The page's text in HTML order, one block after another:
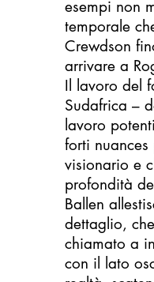
esempi non
temporale
Crewdson
arrivare a
Il lavoro del
Sudafrica –
lavoro
forti
visionario e
profondità
Ballen
dettaglio,
chiamato a
con il lato